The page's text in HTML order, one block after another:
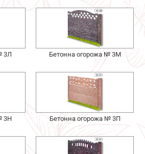
3Л Бетонна огорожа № 3М
3Н Бетонна огорожа № 3П